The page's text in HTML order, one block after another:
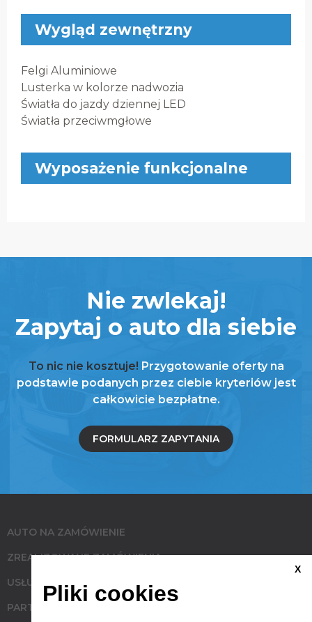
Wygląd zewnętrzny
Felgi Aluminiowe
Lusterka w kolorze nadwozia
Światła do jazdy dziennej LED
Światła przeciwmgłowe
Wyposażenie funkcjonalne
Nie zwlekaj!
Zapytaj o auto dla siebie
To nic nie kosztuje! Przygotowanie oferty na
podstawie podanych przez ciebie kryteriów jest
całkowicie bezpłatne.
FORMULARZ ZAPYTANIA
AUTO NA ZAMÓWIENIE
ZREALIZOWANE ZAMÓWIENIA
USŁUGI
PARTNERZY
X
Pliki cookies